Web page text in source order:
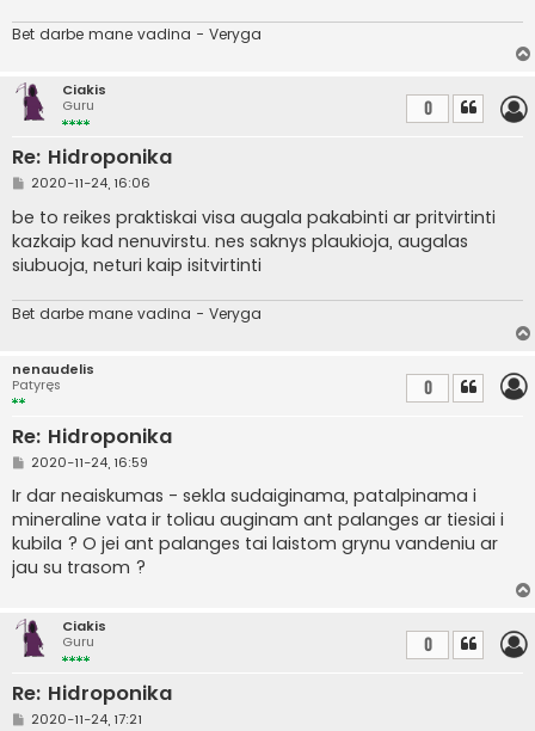
Bet darbe mane vadina - Veryga
Ciakis
Guru
Re: Hidroponika
0
S
a
n
d
a
r
i
n
2020-11-24, 16:06
be to reikes praktiskai visa augala pakabinti ar pritvirtinti
kazkaip kad nenuvirstu. nes saknys plaukioja, augalas
siubuoja, neturi kaip isitvirtinti
Bet darbe mane vadina - Veryga
nenaudelis
Patyręs
Re: Hidroponika
0
S
a
n
d
a
r
t
ė
2020-11-24, 16:59
Ir dar neaiskumas - sekla sudaiginama, patalpinama i
mineraline vata ir toliau auginam ant palanges ar tiesiai i
kubila ? O jei ant palanges tai laistom grynu vandeniu ar
jau su trasom ?
Ciakis
Guru
Re: Hidroponika
0
S2020-11-24, 17:21